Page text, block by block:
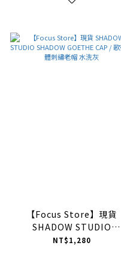
【Focus Store】現貨
SHADOW STUDIO
SHADOW GOETHE CAP /
NT$1,280